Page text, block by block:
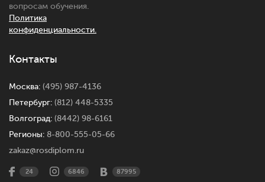
вопросам обучения.
Политика
конфиденциальности.
Контакты
Москва: (495) 987-4136
Петербург: (812) 448-5335
Волгоград: (8442) 98-6161
Регионы: 8-800-555-05-66
zakaz@rosdiplom.ru
24 6846 87995